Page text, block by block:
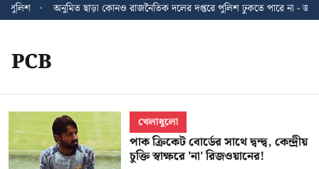
পুলিশ
অনুমিত ছাড়া কোনও রাজনৈতিক দলের দপ্তরে পুলিশ ঢুকতে পারে না - জন
PCB
খেলাধুলো
পাক ক্রিকেট বোর্ডের সাথে দ্বন্দ্ব, কেন্দ্রীয়
চুক্তি স্বাক্ষরে 'না' রিজওয়ানের!